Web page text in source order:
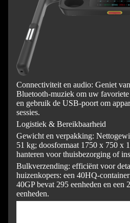
Connectiviteit en audio: Geniet
Bluetooth-muziek om uw favoriete
en gebruik de USB-poort om
sessies.
Logistiek & Bereikbaarheid
Gewicht en verpakking:
51 kg; doosformaat 1750 x 750 x
hanteren voor thuisbezorging of
Bulkverzending: efficiënt voor
huizenkopers: een 40HQ-
40GP bevat 295 eenheden en een
eenheden.